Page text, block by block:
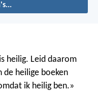
heilig. Leid daarom
de heilige boeken
ik heilig ben.»